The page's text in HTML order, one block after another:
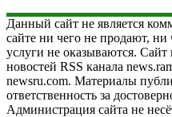
Данный сайт не является
сайте ни чего не продают,
услуги не оказываются. Сайт
новостей RSS канала
newsru.com. Материалы
ответственность за
Администрация сайта не